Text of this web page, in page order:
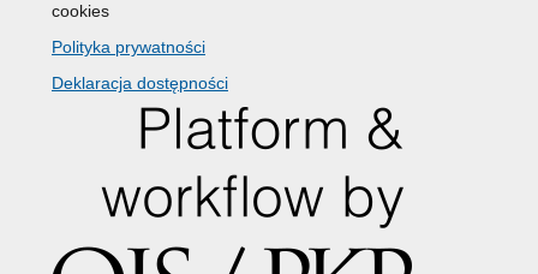
cookies
Polityka prywatności
Deklaracja dostępności